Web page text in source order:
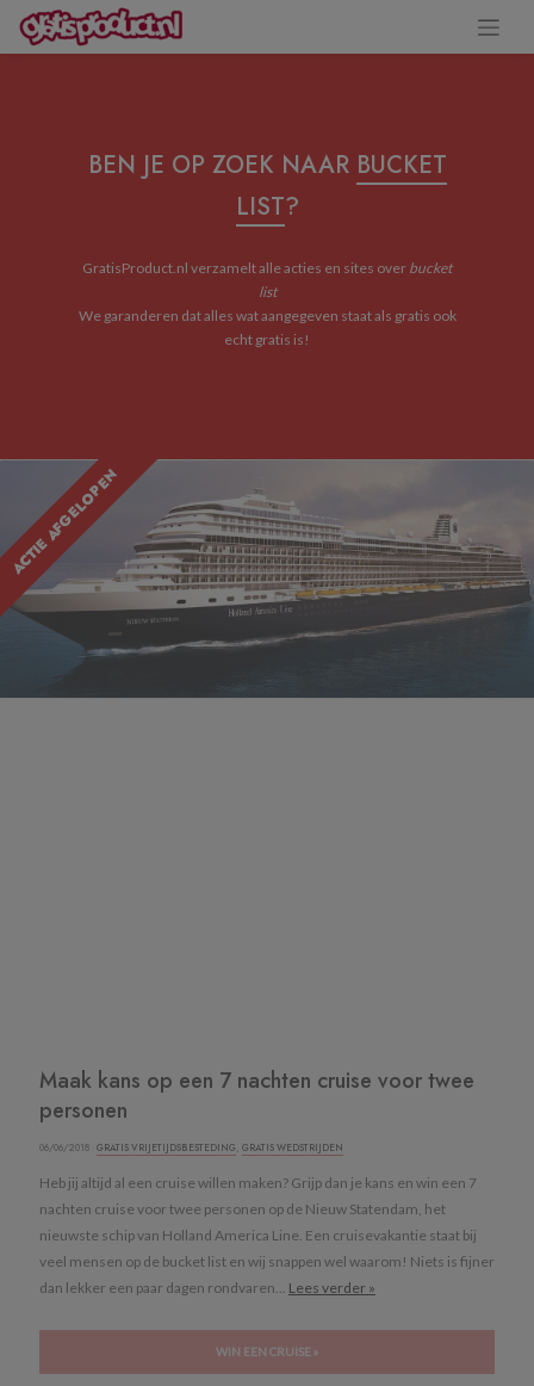
BEN JE OP ZOEK NAAR BUCKET
LIST?
GratisProduct.nl verzamelt alle acties en sites over bucket
list
We garanderen dat alles wat aangegeven staat als gratis ook
echt gratis is!
ACTIE AFGELOPEN
Maak kans op een 7 nachten cruise voor twee
personen
06/06/2018 · GRATIS VRIJETIJDSBESTEDING, GRATIS WEDSTRIJDEN
Heb jij altijd al een cruise willen maken? Grijp dan je kans en win een 7
nachten cruise voor twee personen op de Nieuw Statendam, het
nieuwste schip van Holland America Line. Een cruisevakantie staat bij
veel mensen op de bucket list en wij snappen wel waarom! Niets is fijner
dan lekker een paar dagen rondvaren... Lees verder »
WIN EEN CRUISE »